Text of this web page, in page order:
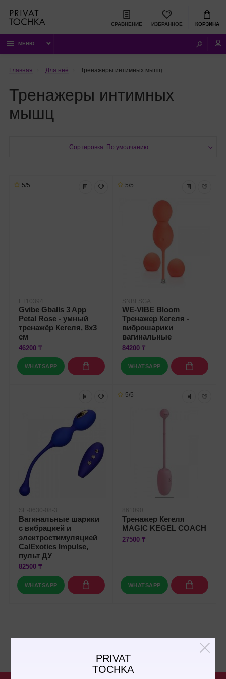
PRIVAT
TOCHKA
СРАВНЕНИЕ ИЗБРАННОЕ КОРЗИНА
МЕНЮ
Главная Для неё Тренажеры интимных мышц
Тренажеры интимных
мышц
Сортировка: По умолчанию
5/5
FT10394
Gvibe Gballs 3 App
Petal Rose - умный
тренажёр Кегеля, 8х3
см
46200 ₸
WHATSAPP
5/5
SNBLSGA
WE-VIBE Bloom
Тренажер Кегеля -
виброшарики
вагинальные
84200 ₸
WHATSAPP
Вагинальные шарики
с вибрацией и
электростимуляцией
CalExotics Impulse,
пульт ДУ
82500 ₸
WHATSAPP
5/5
Тренажер Кегеля
MAGIC KEGEL COACH
27500 ₸
WHATSAPP